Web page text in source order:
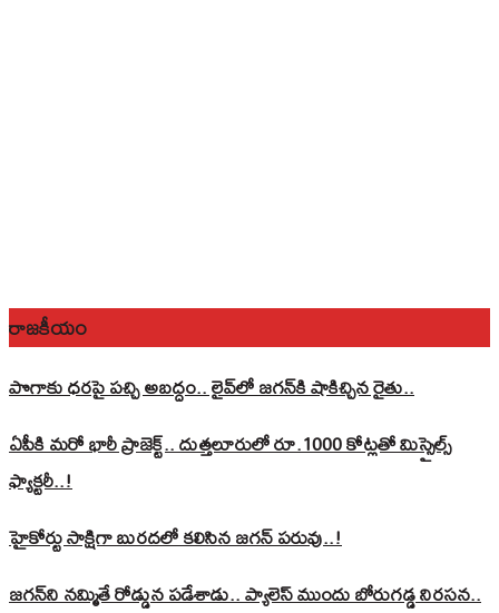
రాజకీయం
పొగాకు ధరపై పచ్చి అబద్దం.. లైవ్‌లో జగన్‌కి షాకిచ్చిన రైతు..
ఏపీకి మరో భారీ ప్రాజెక్ట్.. దుత్తలూరులో రూ.1000 కోట్లతో మిస్సైల్స్
ఫ్యాక్టరీ..!
హైకోర్టు సాక్షిగా బురదలో కలిసిన జగన్ పరువు..!
జగన్‌ని నమ్మితే రోడ్డున పడేశాడు.. ప్యాలెస్‌ ముందు బోరుగడ్డ నిరసన..